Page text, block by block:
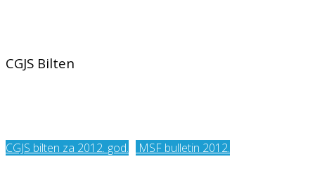
CGJS Bilten
CGJS bilten za 2012. god. MSF bulletin 2012.